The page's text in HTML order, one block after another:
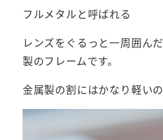
フルメタルと呼ばれる
レンズをぐるっと一周囲ん
製のフレームです。
金属製の割にはかなり軽い